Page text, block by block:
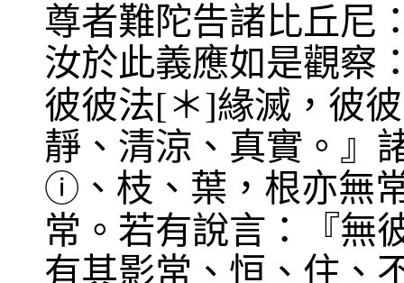
尊者難陀告諸比丘尼
汝於此義應如是觀察
彼彼法[＊]緣滅，彼
靜、清涼、真實。』
ⓘ 、枝、葉，根亦無
常。若有說言：『無
有其影常、恒、住、